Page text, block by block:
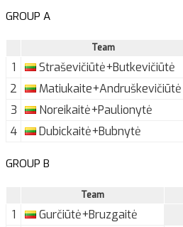
GROUP A
Team
1 Straševičiūtė+Butkevičiūtė
2
Matiukaite+Andruškevičiūtė
3
Noreikaitė+Paulionytė
4
Dubickaitė+Bubnytė
GROUP B
Team
1 Gurčiūtė+Bruzgaitė